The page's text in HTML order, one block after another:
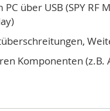
über USB (SPY RF
Komponenten